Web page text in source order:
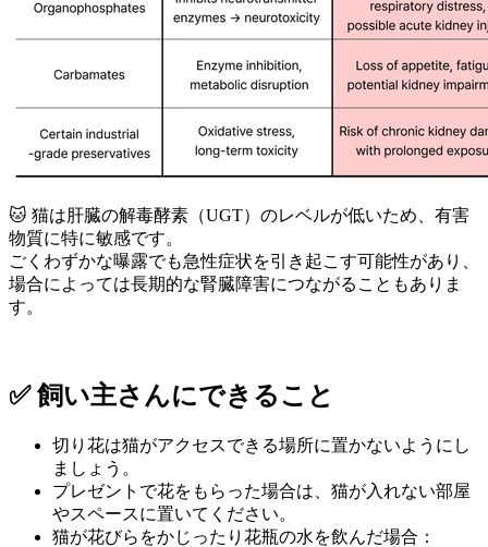
🐱 猫は肝臓の解毒酵素（UGT）のレベルが低いため、有害
物質に特に敏感です。
ごくわずかな曝露でも急性症状を引き起こす可能性があり、
場合によっては長期的な腎臓障害につながることもありま
す。
✅ 飼い主さんにできること
切り花は猫がアクセスできる場所に置かないようにし
ましょう。
プレゼントで花をもらった場合は、猫が入れない部屋
やスペースに置いてください。
猫が花びらをかじったり花瓶の水を飲んだ場合：